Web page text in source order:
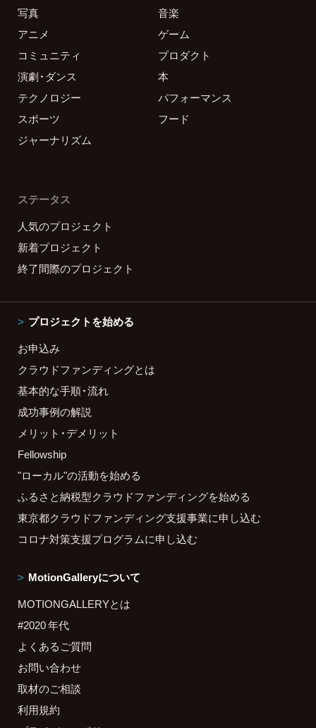
写真
音楽
アニメ
ゲーム
コミュニティ
プロダクト
演劇・ダンス
本
テクノロジー
パフォーマンス
スポーツ
フード
ジャーナリズム
ステータス
人気のプロジェクト
新着プロジェクト
終了間際のプロジェクト
プロジェクトを始める
お申込み
クラウドファンディングとは
基本的な手順・流れ
成功事例の解説
メリット・デメリット
Fellowship
"ローカル"の活動を始める
ふるさと納税型クラウドファンディングを始める
東京都クラウドファンディング支援事業に申し込む
コロナ対策支援プログラムに申し込む
MotionGalleryについて
MOTIONGALLERYとは
#2020 年代
よくあるご質問
お問い合わせ
取材のご相談
利用規約